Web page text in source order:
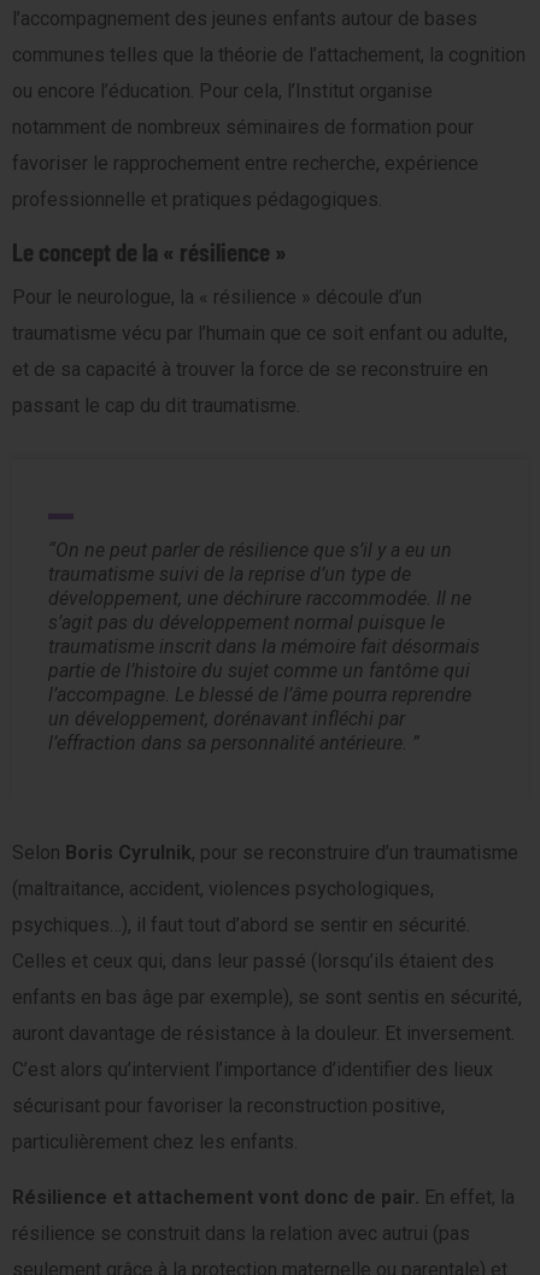
l’accompagnement des jeunes enfants autour de bases
communes telles que la théorie de l’attachement, la cognition
ou encore l’éducation. Pour cela, l’Institut organise
notamment de nombreux séminaires de formation pour
favoriser le rapprochement entre recherche, expérience
professionnelle et pratiques pédagogiques.
Le concept de la « résilience »
Pour le neurologue, la « résilience » découle d’un
traumatisme vécu par l’humain que ce soit enfant ou adulte,
et de sa capacité à trouver la force de se reconstruire en
passant le cap du dit traumatisme.
On ne peut parler de résilience que s’il y a eu un
traumatisme suivi de la reprise d’un type de
développement, une déchirure raccommodée. Il ne
s’agit pas du développement normal puisque le
traumatisme inscrit dans la mémoire fait désormais
partie de l’histoire du sujet comme un fantôme qui
l’accompagne. Le blessé de l’âme pourra reprendre
un développement, dorénavant infléchi par
l’effraction dans sa personnalité antérieure.
Selon Boris Cyrulnik, pour se reconstruire d’un traumatisme
(maltraitance, accident, violences psychologiques,
psychiques…), il faut tout d’abord se sentir en sécurité.
Celles et ceux qui, dans leur passé (lorsqu’ils étaient des
enfants en bas âge par exemple), se sont sentis en sécurité,
auront davantage de résistance à la douleur. Et inversement.
C’est alors qu’intervient l’importance d’identifier des lieux
sécurisant pour favoriser la reconstruction positive,
particulièrement chez les enfants.
Résilience et attachement vont donc de pair. En effet, la
résilience se construit dans la relation avec autrui (pas
seulement grâce à la protection maternelle ou parentale) et